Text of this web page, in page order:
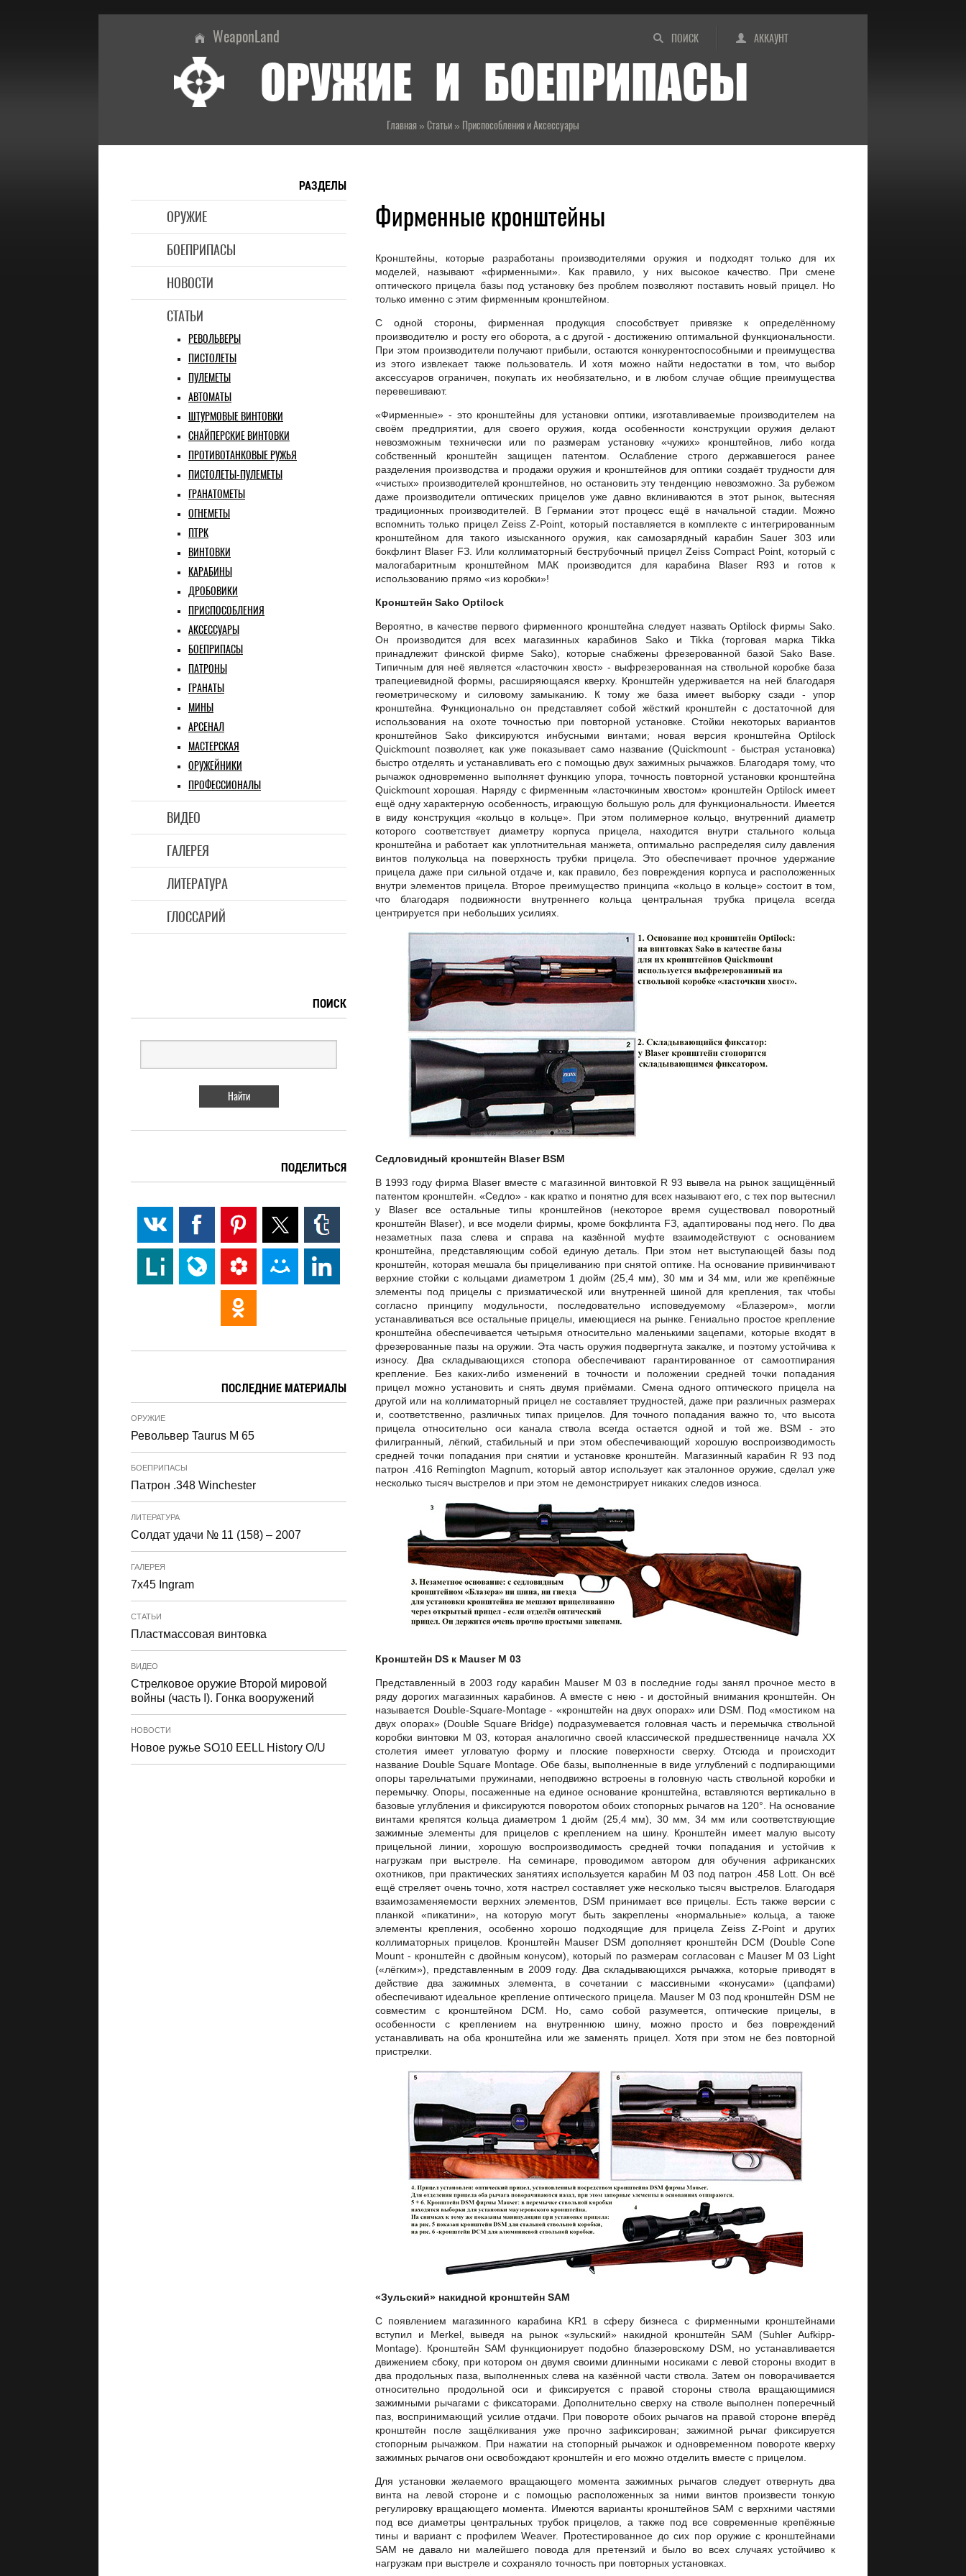
ПОИСК АККАУНТ
WeaponLand
ОРУЖИЕ И БОЕПРИПАСЫ
Главная » Статьи » Приспособления и Аксессуары
РАЗДЕЛЫ
ОРУЖИЕ
БОЕПРИПАСЫ
НОВОСТИ
СТАТЬИ
РЕВОЛЬВЕРЫ
ПИСТОЛЕТЫ
ПУЛЕМЕТЫ
АВТОМАТЫ
ШТУРМОВЫЕ ВИНТОВКИ
СНАЙПЕРСКИЕ ВИНТОВКИ
ПРОТИВОТАНКОВЫЕ РУЖЬЯ
ПИСТОЛЕТЫ-ПУЛЕМЕТЫ
ГРАНАТОМЕТЫ
ОГНЕМЕТЫ
ПТРК
ВИНТОВКИ
КАРАБИНЫ
ДРОБОВИКИ
ПРИСПОСОБЛЕНИЯ
АКСЕССУАРЫ
БОЕПРИПАСЫ
ПАТРОНЫ
ГРАНАТЫ
МИНЫ
АРСЕНАЛ
МАСТЕРСКАЯ
ОРУЖЕЙНИКИ
ПРОФЕССИОНАЛЫ
ВИДЕО
ГАЛЕРЕЯ
ЛИТЕРАТУРА
ГЛОССАРИЙ
Фирменные кронштейны
Кронштейны, которые разработаны производителями оружия и подходят только для их
моделей, называют «фирменными». Как правило, у них высокое качество. При смене
оптического прицела базы под установку без проблем позволяют поставить новый прицел. Но
только именно с этим фирменным кронштейном.
С одной стороны, фирменная продукция способствует привязке к определённому
производителю и росту его оборота, а с другой - достижению оптимальной функциональности.
При этом производители получают прибыли, остаются конкурентоспособными и преимущества
из этого извлекает также пользователь. И хотя можно найти недостатки в том, что выбор
аксессуаров ограничен, покупать их необязательно, и в любом случае общие преимущества
перевешивают.
«Фирменные» - это кронштейны для установки оптики, изготавливаемые производителем на
своём предприятии, для своего оружия, когда особенности конструкции оружия делают
невозможным технически или по размерам установку «чужих» кронштейнов, либо когда
собственный кронштейн защищен патентом. Ослабление строго державшегося ранее
разделения производства и продажи оружия и кронштейнов для оптики создаёт трудности для
«чистых» производителей кронштейнов, но остановить эту тенденцию невозможно. За рубежом
даже производители оптических прицелов уже давно вклиниваются в этот рынок, вытесняя
традиционных производителей. В Германии этот процесс ещё в начальной стадии. Можно
вспомнить только прицел Zeiss Z-Point, который поставляется в комплекте с интегрированным
кронштейном для такого изысканного оружия, как самозарядный карабин Sauer 303 или
бокфлинт Blaser FЗ. Или коллиматорный беструбочный прицел Zeiss Compact Point, который с
малогабаритным кронштейном МАК производится для карабина Blaser R93 и готов к
использованию прямо «из коробки»!
Кронштейн Sako Optilock
Вероятно, в качестве первого фирменного кронштейна следует назвать Optilock фирмы Sako.
Он производится для всех магазинных карабинов Sako и Tikka (торговая марка Tikka
принадлежит финской фирме Sako), которые снабжены фрезерованной базой Sako Base.
Типичным для неё является «ласточкин хвост» - выфрезерованная на ствольной коробке база
трапециевидной формы, расширяющаяся кверху. Кронштейн удерживается на ней благодаря
геометрическому и силовому замыканию. К тому же база имеет выборку сзади - упор
кронштейна. Функционально он представляет собой жёсткий кронштейн с достаточной для
использования на охоте точностью при повторной установке. Стойки некоторых вариантов
кронштейнов Sako фиксируются инбусными винтами; новая версия кронштейна Optilock
Quickmount позволяет, как уже показывает само название (Quickmount - быстрая установка)
быстро отделять и устанавливать его с помощью двух зажимных рычажков. Благодаря тому, что
рычажок одновременно выполняет функцию упора, точность повторной установки кронштейна
Quickmount хорошая. Наряду с фирменным «ласточкиным хвостом» кронштейн Optilock имеет
ещё одну характерную особенность, играющую большую роль для функциональности. Имеется
в виду конструкция «кольцо в кольце». При этом полимерное кольцо, внутренний диаметр
которого соответствует диаметру корпуса прицела, находится внутри стального кольца
кронштейна и работает как уплотнительная манжета, оптимально распределяя силу давления
винтов полукольца на поверхность трубки прицела. Это обеспечивает прочное удержание
прицела даже при сильной отдаче и, как правило, без повреждения корпуса и расположенных
внутри элементов прицела. Второе преимущество принципа «кольцо в кольце» состоит в том,
что благодаря подвижности внутреннего кольца центральная трубка прицела всегда
центрируется при небольших усилиях.
Седловидный кронштейн Blaser BSM
В 1993 году фирма Blaser вместе с магазинной винтовкой R 93 вывела на рынок защищённый
патентом кронштейн. «Седло» - как кратко и понятно для всех называют его, с тех пор вытеснил
у Blaser все остальные типы кронштейнов (некоторое время существовал поворотный
кронштейн Blaser), и все модели фирмы, кроме бокфлинта FЗ, адаптированы под него. По два
незаметных паза слева и справа на казённой муфте взаимодействуют с основанием
кронштейна, представляющим собой единую деталь. При этом нет выступающей базы под
кронштейн, которая мешала бы прицеливанию при снятой оптике. На основание привинчивают
верхние стойки с кольцами диаметром 1 дюйм (25,4 мм), 30 мм и 34 мм, или же крепёжные
элементы под прицелы с призматической или внутренней шиной для крепления, так чтобы
согласно принципу модульности, последовательно исповедуемому «Блазером», могли
устанавливаться все остальные прицелы, имеющиеся на рынке. Гениально простое крепление
кронштейна обеспечивается четырьмя относительно маленькими зацепами, которые входят в
фрезерованные пазы на оружии. Эта часть оружия подвергнута закалке, и поэтому устойчива к
износу. Два складывающихся стопора обеспечивают гарантированное от самоотпирания
крепление. Без каких-либо изменений в точности и положении средней точки попадания
прицел можно установить и снять двумя приёмами. Смена одного оптического прицела на
другой или на коллиматорный прицел не составляет трудностей, даже при различных размерах
и, соответственно, различных типах прицелов. Для точного попадания важно то, что высота
прицела относительно оси канала ствола всегда остается одной и той же. BSM - это
филигранный, лёгкий, стабильный и при этом обеспечивающий хорошую воспроизводимость
средней точки попадания при снятии и установке кронштейн. Магазинный карабин R 93 под
патрон .416 Remington Magnum, который автор использует как эталонное оружие, сделал уже
несколько тысяч выстрелов и при этом не демонстрирует никаких следов износа.
Кронштейн DS к Mauser M 03
Представленный в 2003 году карабин Mauser М 03 в последние годы занял прочное место в
ряду дорогих магазинных карабинов. А вместе с нею - и достойный внимания кронштейн. Он
называется Double-Square-Montage - «кронштейн на двух опорах» или DSM. Под «мостиком на
двух опорах» (Double Square Bridge) подразумевается головная часть и перемычка ствольной
коробки винтовки М 03, которая аналогично своей классической предшественнице начала XX
столетия имеет угловатую форму и плоские поверхности сверху. Отсюда и происходит
название Double Square Montage. Обе базы, выполненные в виде углублений с подпирающими
опоры тарельчатыми пружинами, неподвижно встроены в головную часть ствольной коробки и
перемычку. Опоры, посаженные на единое основание кронштейна, вставляются вертикально в
базовые углубления и фиксируются поворотом обоих стопорных рычагов на 120°. На основание
винтами крепятся кольца диаметром 1 дюйм (25,4 мм), 30 мм, 34 мм или соответствующие
зажимные элементы для прицелов с креплением на шину. Кронштейн имеет малую высоту
прицельной линии, хорошую воспроизводимость средней точки попадания и устойчив к
нагрузкам при выстреле. На семинаре, проводимом автором для обучения африканских
охотников, при практических занятиях используется карабин М 03 под патрон .458 Lott. Он всё
ещё стреляет очень точно, хотя настрел составляет уже несколько тысяч выстрелов. Благодаря
взаимозаменяемости верхних элементов, DSM принимает все прицелы. Есть также версии с
планкой «пикатини», на которую могут быть закреплены «нормальные» кольца, а также
элементы крепления, особенно хорошо подходящие для прицела Zeiss Z-Point и других
коллиматорных прицелов. Кронштейн Mauser DSM дополняет кронштейн DCM (Double Cone
Mount - кронштейн с двойным конусом), который по размерам согласован с Mauser М 03 Light
(«лёгким»), представленным в 2009 году. Два складывающихся рычажка, которые приводят в
действие два зажимных элемента, в сочетании с массивными «конусами» (цапфами)
обеспечивают идеальное крепление оптического прицела. Mauser М 03 под кронштейн DSM не
совместим с кронштейном DCM. Но, само собой разумеется, оптические прицелы, в
особенности с креплением на внутреннюю шину, можно просто и без повреждений
устанавливать на оба кронштейна или же заменять прицел. Хотя при этом не без повторной
пристрелки.
«Зульский» накидной кронштейн SAM
С появлением магазинного карабина KR1 в сферу бизнеса с фирменными кронштейнами
вступил и Merkel, выведя на рынок «зульский» накидной кронштейн SAM (Suhler Aufkipp-
Montage). Кронштейн SAM функционирует подобно блазеровскому DSM, но устанавливается
движением сбоку, при котором он двумя своими длинными носиками с левой стороны входит в
два продольных паза, выполненных слева на казённой части ствола. Затем он поворачивается
относительно продольной оси и фиксируется с правой стороны ствола вращающимися
зажимными рычагами с фиксаторами. Дополнительно сверху на стволе выполнен поперечный
паз, воспринимающий усилие отдачи. При повороте обоих рычагов на правой стороне вперёд
кронштейн после защёлкивания уже прочно зафиксирован; зажимной рычаг фиксируется
стопорным рычажком. При нажатии на стопорный рычажок и одновременном повороте кверху
зажимных рычагов они освобождают кронштейн и его можно отделить вместе с прицелом.
Для установки желаемого вращающего момента зажимных рычагов следует отвернуть два
винта на левой стороне и с помощью расположенных за ними винтов произвести тонкую
регулировку вращающего момента. Имеются варианты кронштейнов SAM с верхними частями
под все диаметры центральных трубок прицелов, а также под все современные крепёжные
тины и вариант с профилем Weaver. Протестированное до сих пор оружие с кронштейнами
SAM не давало ни малейшего повода для претензий и было во всех случаях устойчиво к
нагрузкам при выстреле и сохраняло точность при повторных установках.
ПОИСК
ПОДЕЛИТЬСЯ
ПОСЛЕДНИЕ МАТЕРИАЛЫ
ОРУЖИЕ
Револьвер Taurus M 65
БОЕПРИПАСЫ
Патрон .348 Winchester
ЛИТЕРАТУРА
Солдат удачи № 11 (158) – 2007
ГАЛЕРЕЯ
7x45 Ingram
СТАТЬИ
Пластмассовая винтовка
ВИДЕО
Стрелковое оружие Второй мировой
войны (часть I). Гонка вооружений
НОВОСТИ
Новое ружье SO10 EELL History O/U